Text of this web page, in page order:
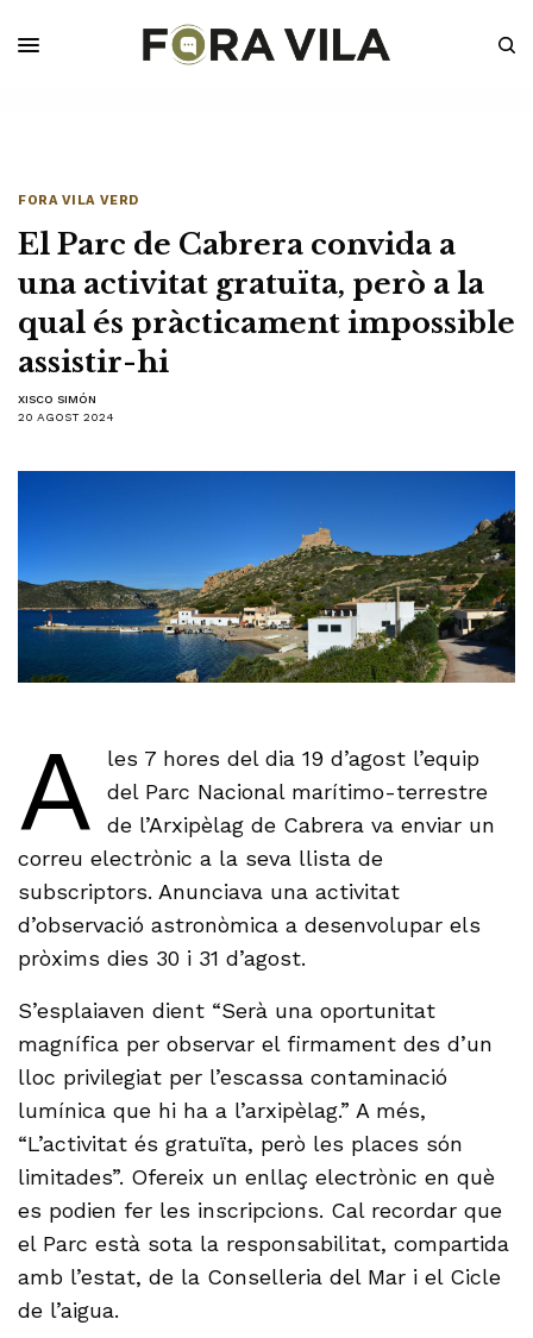
FORA VILA VERD
El Parc de Cabrera convida a
una activitat gratuïta, però a la
qual és pràcticament impossible
assistir-hi
XISCO SIMÓN
20 AGOST 2024
A
les 7 hores del dia 19 d’agost l’equip
del Parc Nacional marítimo-terrestre
de l’Arxipèlag de Cabrera va enviar un
correu electrònic a la seva llista de
subscriptors. Anunciava una activitat
d’observació astronòmica a desenvolupar els
pròxims dies 30 i 31 d’agost.
S’esplaiaven dient “Serà una oportunitat
magnífica per observar el firmament des d’un
lloc privilegiat per l’escassa contaminació
lumínica que hi ha a l’arxipèlag.” A més,
“L’activitat és gratuïta, però les places són
limitades”. Ofereix un enllaç electrònic en què
es podien fer les inscripcions. Cal recordar que
el Parc està sota la responsabilitat, compartida
amb l’estat, de la Conselleria del Mar i el Cicle
de l’aigua.